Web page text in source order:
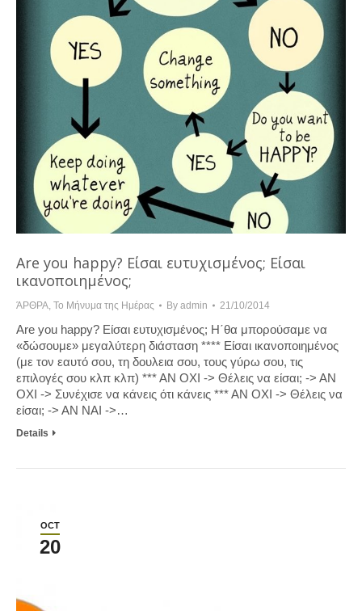
Are you happy? Είσαι ευτυχισμένος; Είσαι
ικανοποιημένος;
ΆΡΘΡΑ, Το Μήνυμα της Ημέρας By admin 21/10/2014
Are you happy? Είσαι ευτυχισμένος; Η΄θα μπορούσαμε να
«δώσουμε» μεγαλύτερη διάσταση **** Eίσαι ικανοποιημένος
(με τον εαυτό σου, τη δουλεια σου, τους γύρω σου, τις
επιλογές σου κλπ κλπ) *** ΑΝ ΟΧΙ -> Θέλεις να είσαι; -> ΑΝ
ΟΧΙ -> Συνέχισε να κάνεις ότι κάνεις *** ΑΝ ΟΧΙ -> Θέλεις να
είσαι; -> ΑΝ ΝΑΙ ->…
Details
OCT
20